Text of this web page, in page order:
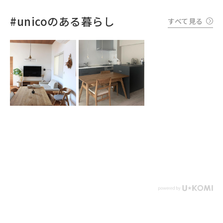
#unicoのある暮らし すべて見る